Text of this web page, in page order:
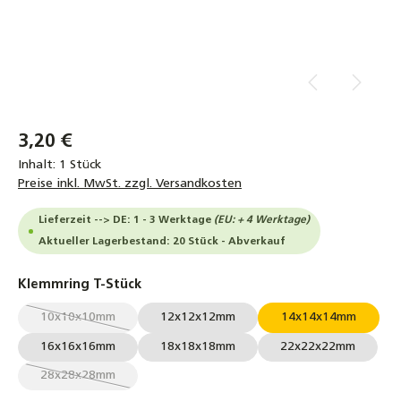
3,20 €
Inhalt: 1 Stück
Preise inkl. MwSt. zzgl. Versandkosten
Lieferzeit --> DE: 1 - 3 Werktage (EU: + 4 Werktage)
Aktueller Lagerbestand: 20 Stück - Abverkauf
Klemmring T-Stückauswählen
10x10x10mm
(Diese Option ist zurzeit nicht verfügbar.)
12x12x12mm 14x14x14mm
16x16x16mm 18x18x18mm 22x22x22mm
28x28x28mm
(Diese Option ist zurzeit nicht verfügbar.)